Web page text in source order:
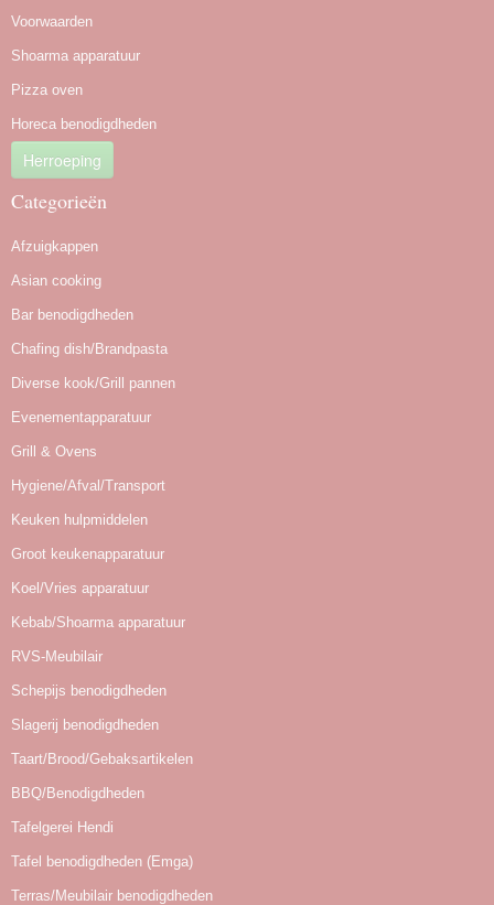
Voorwaarden
Shoarma apparatuur
Pizza oven
Horeca benodigdheden
Herroeping
Categorieën
Afzuigkappen
Asian cooking
Bar benodigdheden
Chafing dish/Brandpasta
Diverse kook/Grill pannen
Evenementapparatuur
Grill & Ovens
Hygiene/Afval/Transport
Keuken hulpmiddelen
Groot keukenapparatuur
Koel/Vries apparatuur
Kebab/Shoarma apparatuur
RVS-Meubilair
Schepijs benodigdheden
Slagerij benodigdheden
Taart/Brood/Gebaksartikelen
BBQ/Benodigdheden
Tafelgerei Hendi
Tafel benodigdheden (Emga)
Terras/Meubilair benodigdheden